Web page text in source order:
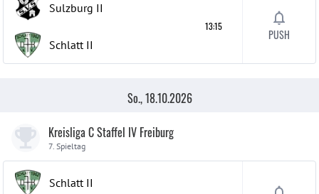
Sulzburg II
Schlatt II
13:15
PUSH
So., 18.10.2026
Kreisliga C Staffel IV Freiburg
7. Spieltag
Schlatt II